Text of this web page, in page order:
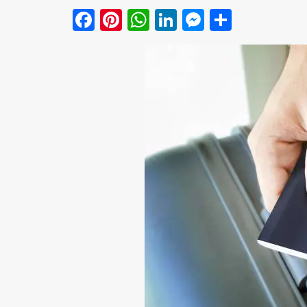
Facebook
Pinterest
WhatsApp
LinkedIn